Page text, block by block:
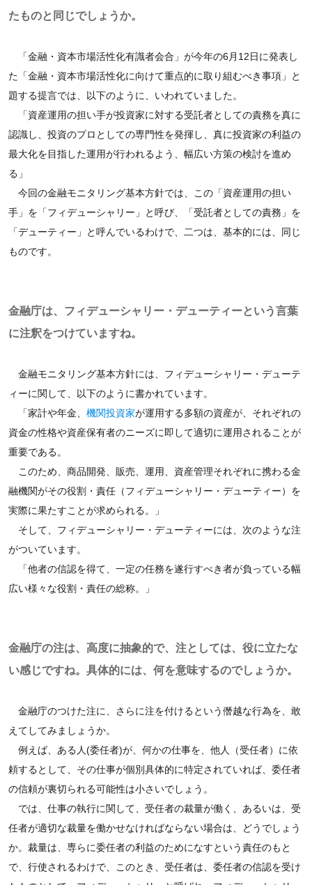
たものと同じでしょうか。
「金融・資本市場活性化有識者会合」が今年の6月12日に発表し
た「金融・資本市場活性化に向けて重点的に取り組むべき事項」と
題する提言では、以下のように、いわれていました。
「資産運用の担い手が投資家に対する受託者としての責務を真に
認識し、投資のプロとしての専門性を発揮し、真に投資家の利益の
最大化を目指した運用が行われるよう、幅広い方策の検討を進め
る」
今回の金融モニタリング基本方針では、この「資産運用の担い
手」を「フィデューシャリー」と呼び、「受託者としての責務」を
「デューティー」と呼んでいるわけで、二つは、基本的には、同じ
ものです。
金融庁は、フィデューシャリー・デューティーという言葉
に注釈をつけていますね。
金融モニタリング基本方針には、フィデューシャリー・デューテ
ィーに関して、以下のように書かれています。
「家計や年金、 機関投資家が運用する多額の資産が、それぞれの
資金の性格や資産保有者のニーズに即して適切に運用されることが
重要である。
このため、商品開発、販売、運用、資産管理それぞれに携わる金
融機関がその役割・責任（フィデューシャリー・デューティー）を
実際に果たすことが求められる。」
そして、フィデューシャリー・デューティーには、次のような注
がついています。
「他者の信認を得て、一定の任務を遂行すべき者が負っている幅
広い様々な役割・責任の総称。」
金融庁の注は、高度に抽象的で、注としては、役に立たな
い感じですね。具体的には、何を意味するのでしょうか。
金融庁のつけた注に、さらに注を付けるという僭越な行為を、敢
えてしてみましょうか。
例えば、ある人(委任者)が、何かの仕事を、他人（受任者）に依
頼するとして、その仕事が個別具体的に特定されていれば、委任者
の信頼が裏切られる可能性は小さいでしょう。
では、仕事の執行に関して、受任者の裁量が働く、あるいは、受
任者が適切な裁量を働かせなければならない場合は、どうでしょう
か。裁量は、専らに委任者の利益のためになすという責任のもと
で、行使されるわけで、このとき、受任者は、委任者の信認を受け